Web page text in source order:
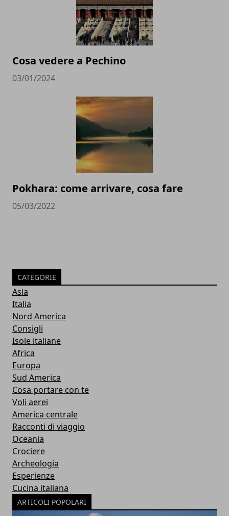
Cosa vedere a Pechino
03/01/2024
Pokhara: come arrivare, cosa fare
05/03/2022
CATEGORIE
Asia
Italia
Nord America
Consigli
Isole italiane
Africa
Europa
Sud America
Cosa portare con te
Voli aerei
America centrale
Racconti di viaggio
Oceania
Crociere
Archeologia
Esperienze
Cucina italiana
ARTICOLI POPOLARI